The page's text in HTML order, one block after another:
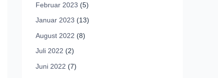
Februar 2023 (5)
Januar 2023 (13)
August 2022 (8)
Juli 2022 (2)
Juni 2022 (7)